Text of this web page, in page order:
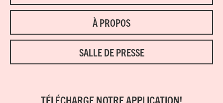
À PROPOS
SALLE DE PRESSE
TÉLÉCHARGE NOTRE APPLICATION!